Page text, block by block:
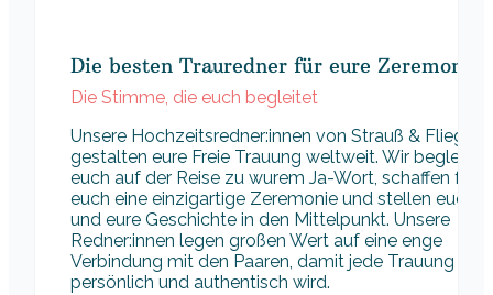
Die besten Trauredner für eure Zeremonie
Die Stimme, die euch begleitet
Unsere Hochzeitsredner:innen von Strauß & Fliege
gestalten eure Freie Trauung weltweit. Wir begleiten
euch auf der Reise zu wurem Ja-Wort, schaffen für
euch eine einzigartige Zeremonie und stellen euch
und eure Geschichte in den Mittelpunkt. Unsere
Redner:innen legen großen Wert auf eine enge
Verbindung mit den Paaren, damit jede Trauung
persönlich und authentisch wird.